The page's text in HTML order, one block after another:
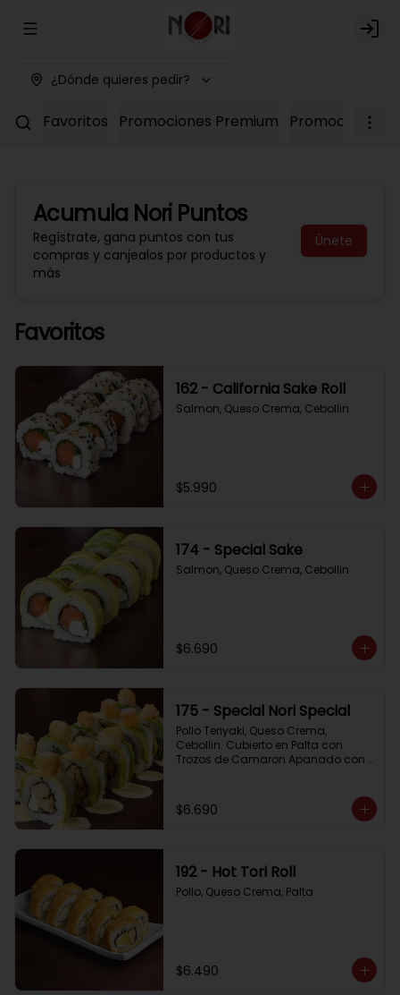
Abrir menu de navegación Login
¿Dónde quieres pedir?
Favoritos Promociones Premium Promociones
Acumula Nori Puntos
Regístrate, gana puntos con tus
compras y canjealos por productos y
más
Únete
Favoritos
162 - California Sake Roll
Salmon, Queso Crema, Cebollin
$5.990
174 - Special Sake
Salmon, Queso Crema, Cebollin
$6.690
175 - Special Nori Special
Pollo Teriyaki, Queso Crema,
Cebollin. Cubierto en Palta con
Trozos de Camaron Apanado con
$6.690
192 - Hot Tori Roll
Pollo, Queso Crema, Palta
$6.490